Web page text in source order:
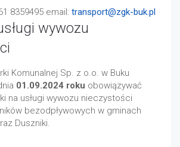
8359495 email: transport@zgk-buk.pl
wywozu
Komunalnej Sp. z o.o. w Buku
01.09.2024 roku obowiązywać
na usługi wywozu nieczystości
bezodpływowych w gminach
Duszniki.